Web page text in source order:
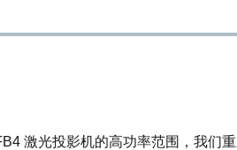
激光投影机的高功率范围，我们